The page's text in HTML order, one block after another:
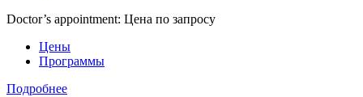
Doctor’s appointment: Цена по запросу
Цены
Программы
Подробнее